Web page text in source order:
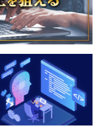
編成。以下の3チー
ん）